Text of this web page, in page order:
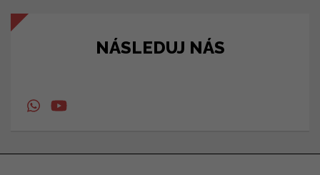
NÁSLEDUJ NÁS